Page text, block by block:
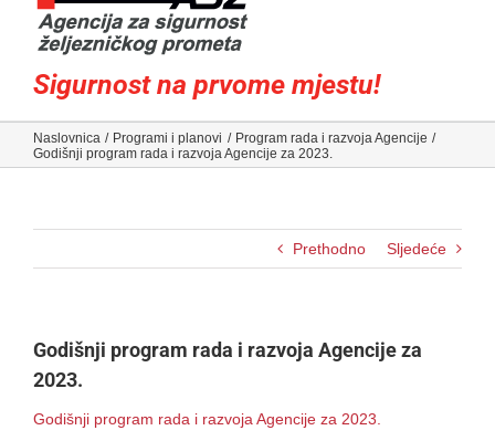
Sigurnost na prvome mjestu!
Naslovnica Programi i planovi
Program rada i razvoja Agencije
Godišnji program rada i razvoja Agencije za 2023.
Prethodno Sljedeće
Godišnji program rada i razvoja Agencije za
2023.
Godišnji program rada i razvoja Agencije za 2023.